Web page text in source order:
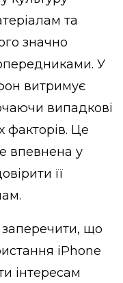
та
значно
У
витримує
випадкові
факторів. Це
впевнена у
її
що
iPhone
інтересам